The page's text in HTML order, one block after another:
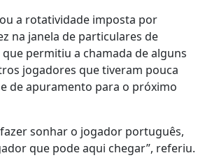
a rotatividade imposta por
na janela de particulares de
permitiu a chamada de alguns
jogadores que tiveram pouca
de apuramento para o próximo
sonhar o jogador português,
que pode aqui chegar”, referiu.